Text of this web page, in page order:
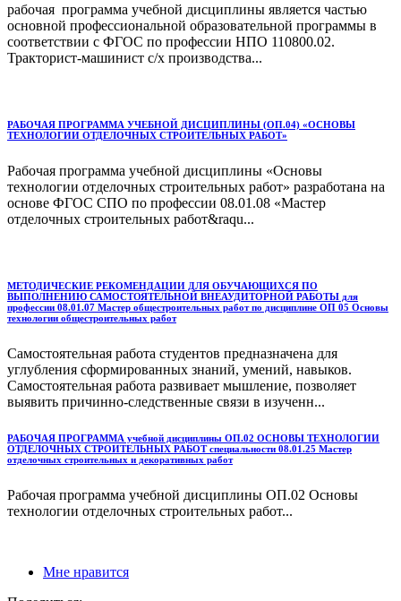
рабочая программа учебной дисциплины является частью
основной профессиональной образовательной программы в
соответствии с ФГОС по профессии НПО 110800.02.
Тракторист-машинист с/х производства...
РАБОЧАЯ ПРОГРАММА УЧЕБНОЙ ДИСЦИПЛИНЫ (ОП.04) «ОСНОВЫ
ТЕХНОЛОГИИ ОТДЕЛОЧНЫХ СТРОИТЕЛЬНЫХ РАБОТ»
Рабочая программа учебной дисциплины «Основы
технологии отделочных строительных работ» разработана на
основе ФГОС СПО по профессии 08.01.08 «Мастер
отделочных строительных работ&raqu...
МЕТОДИЧЕСКИЕ РЕКОМЕНДАЦИИ ДЛЯ ОБУЧАЮЩИХСЯ ПО
ВЫПОЛНЕНИЮ САМОСТОЯТЕЛЬНОЙ ВНЕАУДИТОРНОЙ РАБОТЫ для
профессии 08.01.07 Мастер общестроительных работ по дисциплине ОП 05 Основы
технологии общестроительных работ
Самостоятельная работа студентов предназначена для
углубления сформированных знаний, умений, навыков.
Самостоятельная работа развивает мышление, позволяет
выявить причинно-следственные связи в изученн...
РАБОЧАЯ ПРОГРАММА учебной дисциплины ОП.02 ОСНОВЫ ТЕХНОЛОГИИ
ОТДЕЛОЧНЫХ СТРОИТЕЛЬНЫХ РАБОТ специальности 08.01.25 Мастер
отделочных строительных и декоративных работ
Рабочая программа учебной дисциплины ОП.02 Основы
технологии отделочных строительных работ...
Мне нравится